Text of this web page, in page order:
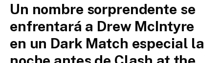
Un nombre sorprendente se
enfrentará a Drew McIntyre
en un Dark Match especial la